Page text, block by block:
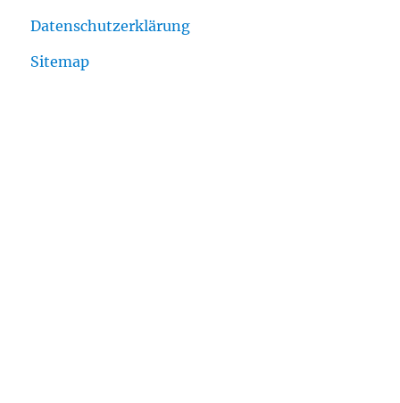
Datenschutzerklärung
Sitemap